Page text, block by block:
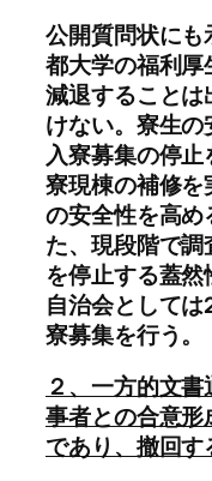
公開質問状に
都大学の福利
減退すること
けない。寮生の
入寮募集の停
寮現棟の補修
の安全性を高め
た、現段階で
を停止する蓋
自治会として
寮募集を行う。
２、一方的文
事者との合意
であり、撤回す